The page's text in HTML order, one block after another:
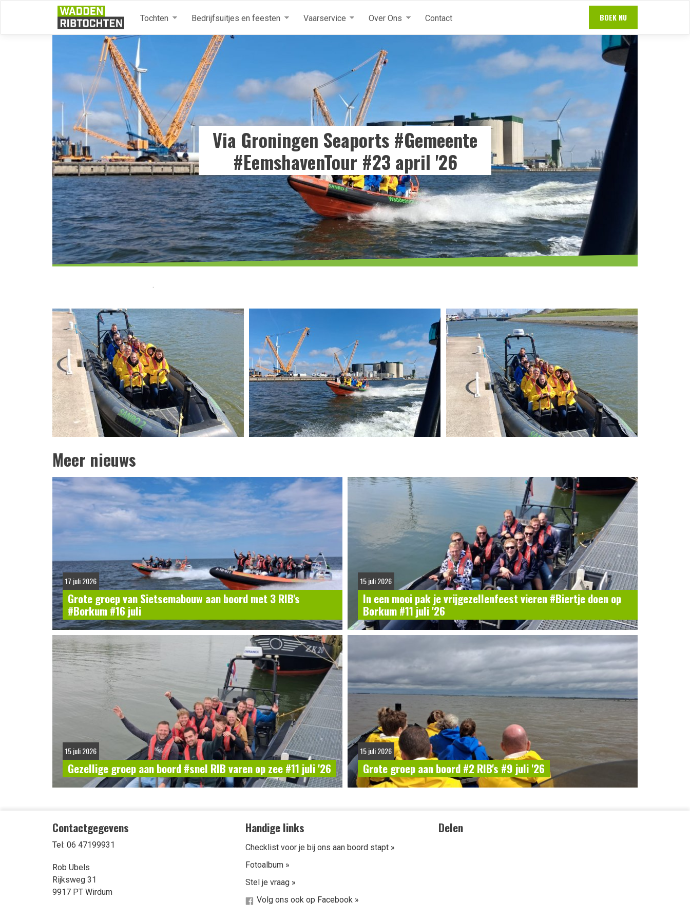
Overslaan en naar de inhoud gaan
BOEK NU
Tochten Bedrijfsuitjes en feesten Vaarservice Over Ons Contact
Via Groningen Seaports #Gemeente
#EemshavenTour #23 april '26
.
Meer nieuws
17 juli 2026
Grote groep van Sietsemabouw aan boord met 3 RIB's
#Borkum #16 juli
15 juli 2026
In een mooi pak je vrijgezellenfeest vieren #Biertje doen op
Borkum #11 juli '26
15 juli 2026
Gezellige groep aan boord #snel RIB varen op zee #11 juli '26
15 juli 2026
Grote groep aan boord #2 RIB's #9 juli '26
Contactgegevens
Tel: 06 47199931
Rob Ubels
Rijksweg 31
9917 PT Wirdum
Handige links
Checklist voor je bij ons aan boord stapt »
Fotoalbum »
Stel je vraag »
Volg ons ook op Facebook »
Delen